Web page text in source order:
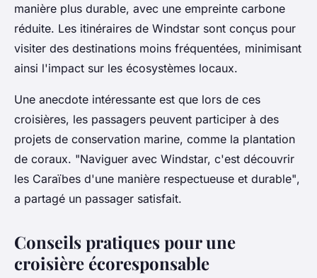
manière plus durable, avec une empreinte carbone
réduite. Les itinéraires de Windstar sont conçus pour
visiter des destinations moins fréquentées, minimisant
ainsi l'impact sur les écosystèmes locaux.
Une anecdote intéressante est que lors de ces
croisières, les passagers peuvent participer à des
projets de conservation marine, comme la plantation
de coraux. "Naviguer avec Windstar, c'est découvrir
les Caraïbes d'une manière respectueuse et durable",
a partagé un passager satisfait.
Conseils pratiques pour une
croisière écoresponsable